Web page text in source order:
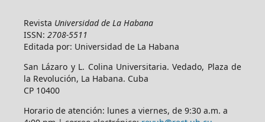
Revista Universidad de La Habana
ISSN: 2708-5511
Editada por: Universidad de La Habana
San Lázaro y L. Colina Universitaria. Vedado, Plaza de
la Revolución, La Habana. Cuba
CP 10400
Horario de atención: lunes a viernes, de 9:30 a.m. a